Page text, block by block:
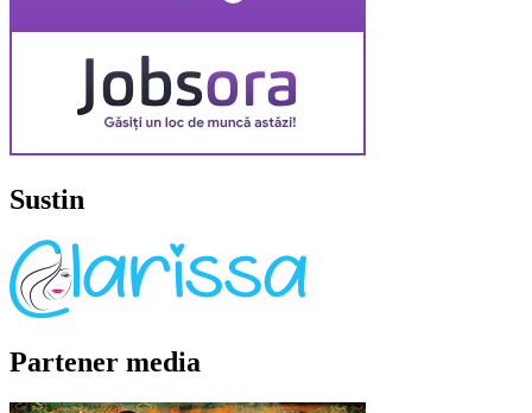
Sustin
Partener media